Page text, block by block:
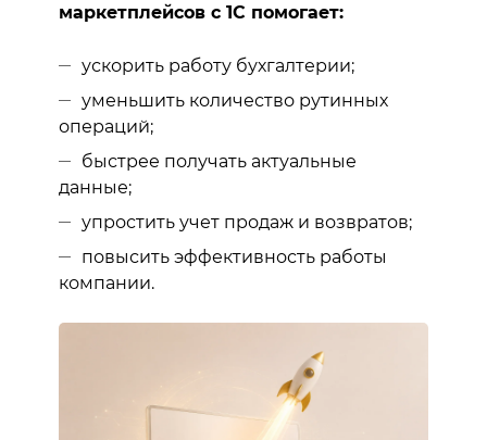
маркетплейсов с 1С помогает:
ускорить работу бухгалтерии;
уменьшить количество рутинных
операций;
быстрее получать актуальные
данные;
упростить учет продаж и возвратов;
повысить эффективность работы
компании.